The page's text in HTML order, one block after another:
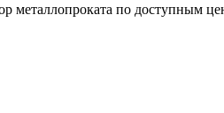
металлопроката по доступным